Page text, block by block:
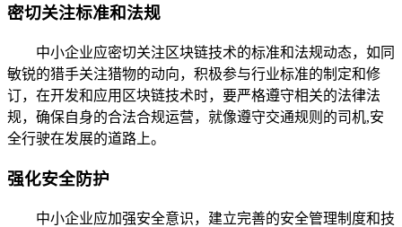
密切关注标准和法规
中小企业应密切关注区块链技术的标准和法规动态，如同
敏锐的猎手关注猎物的动向，积极参与行业标准的制定和修
订，在开发和应用区块链技术时，要严格遵守相关的法律法
规，确保自身的合法合规运营，就像遵守交通规则的司机,安
全行驶在发展的道路上。
强化安全防护
中小企业应加强安全意识，建立完善的安全管理制度和技